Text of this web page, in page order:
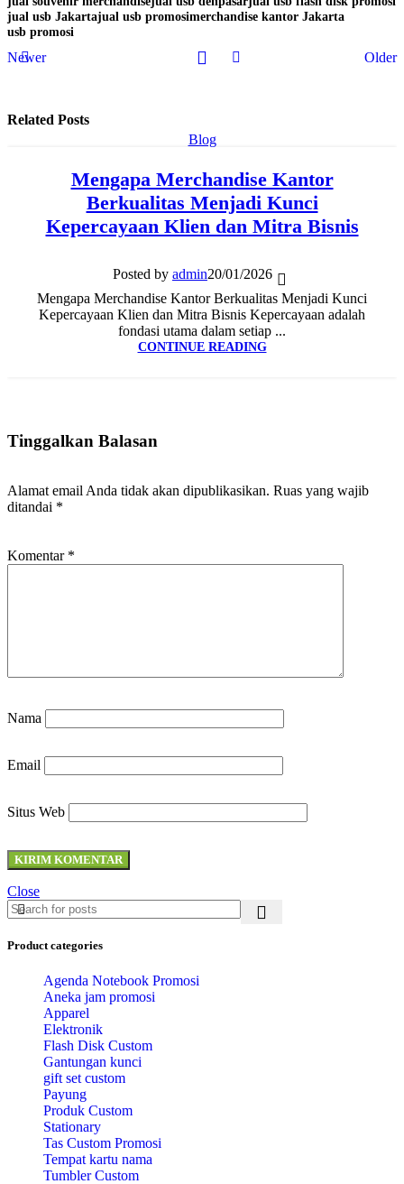
jual usb Jakartajual usb promosimerchandise kantor Jakarta
usb promosi
Newer Older
Related Posts
Blog
Mengapa Merchandise Kantor
Berkualitas Menjadi Kunci
Kepercayaan Klien dan Mitra Bisnis
Posted by admin20/01/2026
Mengapa Merchandise Kantor Berkualitas Menjadi Kunci
Kepercayaan Klien dan Mitra Bisnis Kepercayaan adalah
fondasi utama dalam setiap ...
CONTINUE READING
Tinggalkan Balasan
Alamat email Anda tidak akan dipublikasikan. Ruas yang wajib
ditandai *
Komentar *
Nama
Email
Situs Web
Close
Product categories
Agenda Notebook Promosi
Aneka jam promosi
Apparel
Elektronik
Flash Disk Custom
Gantungan kunci
gift set custom
Payung
Produk Custom
Stationary
Tas Custom Promosi
Tempat kartu nama
Tumbler Custom